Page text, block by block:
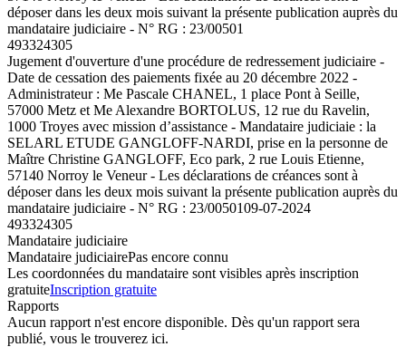
déposer dans les deux mois suivant la présente publication auprès du
mandataire judiciaire - N° RG : 23/00501
493324305
Jugement d'ouverture d'une procédure de redressement judiciaire -
Date de cessation des paiements fixée au 20 décembre 2022 -
Administrateur : Me Pascale CHANEL, 1 place Pont à Seille,
57000 Metz et Me Alexandre BORTOLUS, 12 rue du Ravelin,
1000 Troyes avec mission d’assistance - Mandataire judiciaie : la
SELARL ETUDE GANGLOFF-NARDI, prise en la personne de
Maître Christine GANGLOFF, Eco park, 2 rue Louis Etienne,
57140 Norroy le Veneur - Les déclarations de créances sont à
déposer dans les deux mois suivant la présente publication auprès du
mandataire judiciaire - N° RG : 23/0050109-07-2024
493324305
Mandataire judiciaire
Mandataire judiciairePas encore connu
Les coordonnées du mandataire sont visibles après inscription
gratuiteInscription gratuite
Rapports
Aucun rapport n'est encore disponible. Dès qu'un rapport sera
publié, vous le trouverez ici.